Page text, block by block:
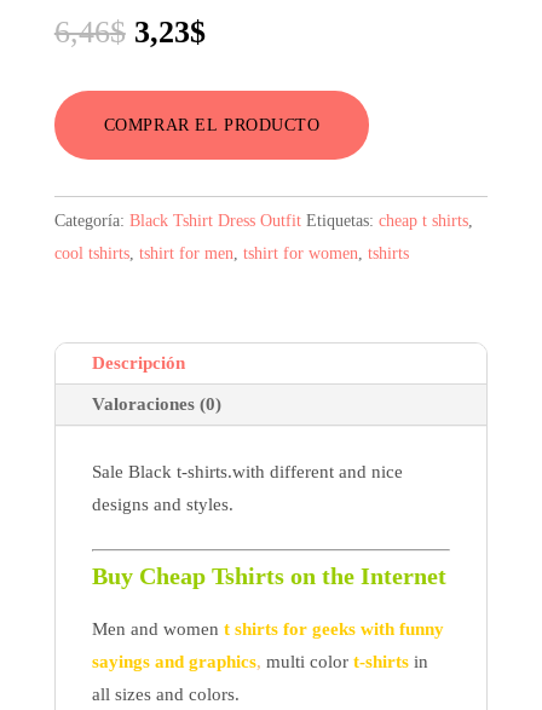
6,46$ El
original
era:
6,46$.
3,23$El
actual
es:
3,23$.
COMPRAR EL PRODUCTO
Categoría: Black Tshirt Dress Outfit Etiquetas: cheap t shirts,
cool tshirts, tshirt for men, tshirt for women, tshirts
Descripción
Valoraciones (0)
Sale Black t-shirts.with different and nice
designs and styles.
Buy Cheap Tshirts on the Internet
Men and women t shirts for geeks with funny
sayings and graphics, multi color t-shirtsin
all sizes and colors.